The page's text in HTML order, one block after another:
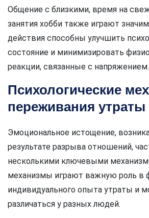
Общение с близкими, время на
занятия хобби также играют
действия способны улучшить
состояние и минимизировать
реакции, связанные с напряжением.
Психологические
переживания утраты
Эмоциональное истощение,
результате разрыва отношений,
несколькими ключевыми
механизмы играют важную роль в
индивидуального опыта утраты и
различаться у разных людей.